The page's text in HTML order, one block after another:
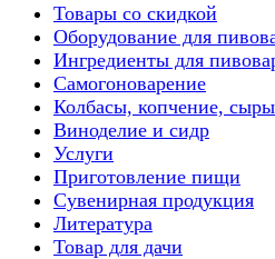
Товары со скидкой
Оборудование для
Ингредиенты для
Самогоноварение
Колбасы, копчение, сыры
Виноделие и сидр
Услуги
Приготовление пищи
Сувенирная продукция
Литература
Товар для дачи